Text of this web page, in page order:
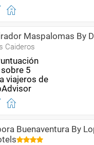
Maspalomas By
Caideros
Buenaventura By